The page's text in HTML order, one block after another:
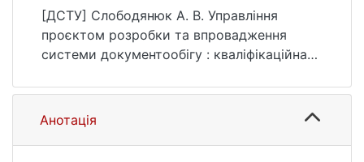
[Магістерська робота, Київський
національний університет імені Тараса
Шевченка]. eKNUTSHIR.
https://ir.library.knu.ua/handle/123456789/83
8
[ДСТУ] Слободянюк А. В. Управління
проєктом розробки та впровадження
системи документообігу : кваліфікаційна
технології. Київ, 2021. 142 с. URL:
https://ir.library.knu.ua/handle/123456789/83
8 (дата звернення: 25.07.2026).
Анотація